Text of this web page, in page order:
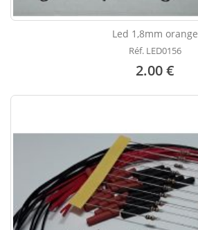
Led 1,8mm orange
Réf. LED0156
2.00 €